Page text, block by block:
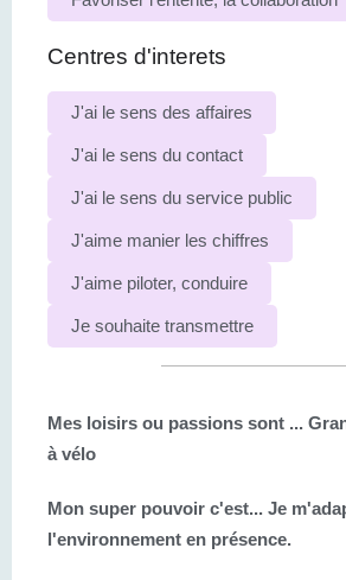
Centres d'interets
J'ai le sens des affaires
J'ai le sens du contact
J'ai le sens du service public
J'aime manier les chiffres
J'aime piloter, conduire
Je souhaite transmettre
Mes loisirs ou passions sont ...
à vélo
Mon super pouvoir c'est... Je
l'environnement en présence.